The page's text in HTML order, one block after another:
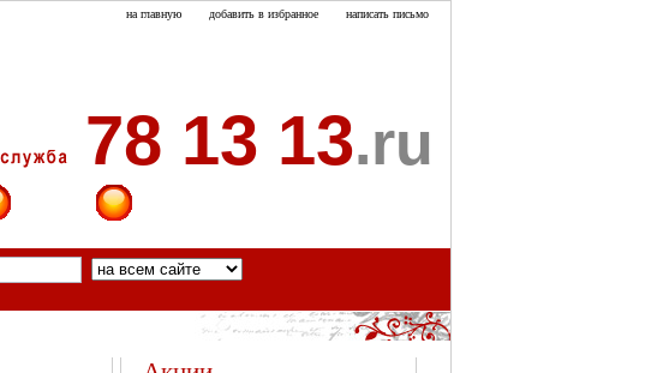
на главную добавить в избранное написать письмо
78 13 13.ru